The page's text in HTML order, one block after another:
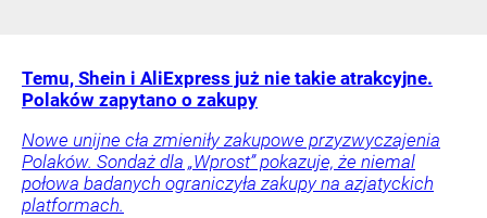
Temu, Shein i AliExpress już nie takie atrakcyjne.
Polaków zapytano o zakupy
Nowe unijne cła zmieniły zakupowe przyzwyczajenia
Polaków. Sondaż dla „Wprost” pokazuje, że niemal
połowa badanych ograniczyła zakupy na azjatyckich
platformach.